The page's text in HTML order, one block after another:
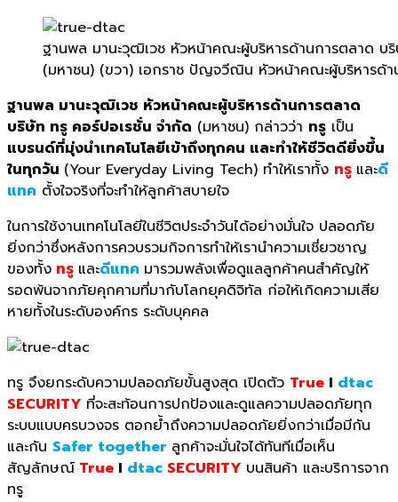
ฐานพล มานะวุฒิเวช หัวหน้าคณะผู้บริหารด้านการตลาด บ
(มหาชน) (ขวา) เอกราช ปัญจวีณิน หัวหน้าคณะผู้บริหารด้
ฐานพล มานะวุฒิเวช หัวหน้าคณะผู้บริหารด้านการตลาด
บริษัท ทรู คอร์ปอเรชั่น จำกัด (มหาชน) กล่าวว่า ทรู เป็น
แบรนด์ที่มุ่งนำเทคโนโลยีเข้าถึงทุกคน และทำให้ชีวิตดียิ่งขึ้น
ในทุกวัน (Your Everyday Living Tech) ทำให้เราทั้ง ทรู และดี
แทค ตั้งใจจริงที่จะทำให้ลูกค้าสบายใจ
ในการใช้งานเทคโนโลยีในชีวิตประจำวันได้อย่างมั่นใจ ปลอดภัย
ยิ่งกว่าซึ่งหลังการควบรวมกิจการทำให้เรานำความเชี่ยวชาญ
ของทั้ง ทรู และดีแทค มารวมพลังเพื่อดูแลลูกค้าคนสำคัญให้
รอดพ้นจากภัยคุกคามที่มากับโลกยุคดิจิทัล ก่อให้เกิดความเสีย
หายทั้งในระดับองค์กร ระดับบุคคล
ทรู จึงยกระดับความปลอดภัยขั้นสูงสุด เปิดตัว True I dtac
SECURITY ที่จะสะท้อนการปกป้องและดูแลความปลอดภัยทุก
ระบบแบบครบวงจร ตอกย้ำถึงความปลอดภัยยิ่งกว่าเมื่อมีกัน
และกัน Safer together ลูกค้าจะมั่นใจได้ทันทีเมื่อเห็น
สัญลักษณ์ True I dtac SECURITY บนสินค้า และบริการจาก
ทรู